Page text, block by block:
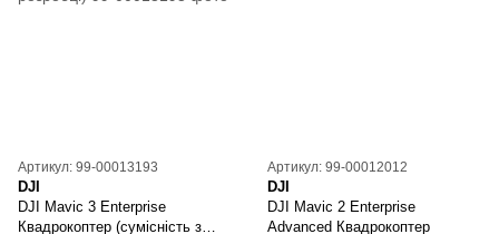
Артикул: 99-00013193
DJI
DJI Mavic 3 Enterprise
Квадрокоптер (cумісність з
Артикул: 99-00012012
DJI
DJI Mavic 2 Enterprise
Advanced Квадрокоптер